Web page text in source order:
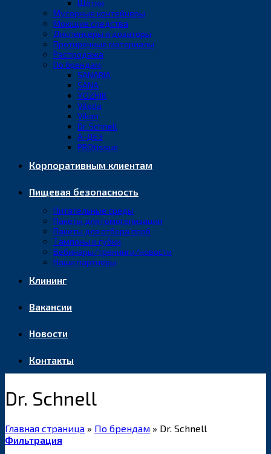
Щётки
Мусорные контейнеры
Моющие средства
Диспенсеры и дозаторы
Протирочные материалы
Распродажа
По брендам
SANARIA
SANA
YOZHIK
Vileda
Vikan
Dr. Schnell
А-ДЕЗ
PROtissue
Корпоративным клиентам
Пищевая безопасность
Питательные среды
Пакеты для гомогенизации
Пакеты для отбора проб
Тампоны и губки
Вебинары/тренинги/новости
Наши партнеры
Клининг
Вакансии
Новости
Контакты
Dr. Schnell
Главная страница » По брендам » Dr. Schnell
Фильтрация